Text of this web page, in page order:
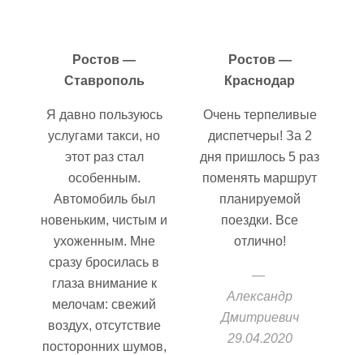
Ростов —
Ставрополь
Я давно пользуюсь
услугами такси, но
этот раз стал
особенным.
Автомобиль был
новеньким, чистым и
ухоженным. Мне
сразу бросилась в
глаза внимание к
мелочам: свежий
воздух, отсутствие
посторонних шумов,
Ростов —
Краснодар
Очень терпеливые
диспетчеры! За 2
дня пришлось 5 раз
поменять маршрут
планируемой
поездки. Все
отлично!
Александр
Дмитриевич
29.04.2020